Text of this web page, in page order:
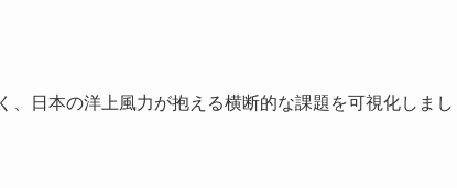
、日本の洋上風力が抱える横断的な課題を可視化しまし